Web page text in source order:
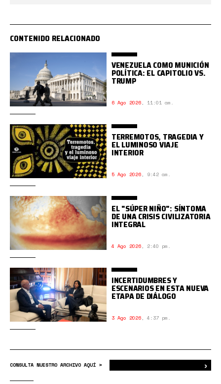
CONTENIDO RELACIONADO
VENEZUELA COMO MUNICIÓN
POLÍTICA: EL CAPITOLIO VS.
TRUMP
6 Ago 2026, 11:01 am.
TERREMOTOS, TRAGEDIA Y
EL LUMINOSO VIAJE
INTERIOR
5 Ago 2026, 9:42 am.
EL "SÚPER NIÑO": SÍNTOMA
DE UNA CRISIS CIVILIZATORIA
INTEGRAL
4 Ago 2026, 2:40 pm.
INCERTIDUMBRES Y
ESCENARIOS EN ESTA NUEVA
ETAPA DE DIÁLOGO
3 Ago 2026, 4:37 pm.
CONSULTA NUESTRO ARCHIVO AQUÍ > ›